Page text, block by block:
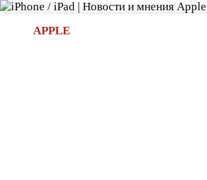
APPLE